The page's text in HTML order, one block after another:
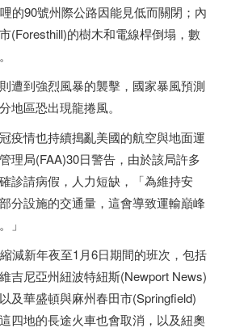
的90號州際公路因能見低而關閉；內
(Foresthill)的樹木和電線桿倒塌，數
遭到強烈風暴的襲擊，國家暴風預測
地區恐出現龍捲風。
疫情也持續搗亂美國的航空與地面運
理局(FAA)30日警告，由於該局許多
診請病假，人力短缺，「為維持安
分設施的交通量，這會導致運輸巔峰
」
減新年夜至1月6日期間的班次，包括
吉尼亞州紐波特紐斯(Newport News)
及華盛頓與麻州春田市(Springfield)
四地的長途火車也會取消，以及紐奧